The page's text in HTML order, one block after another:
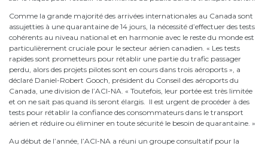
Comme la grande majorité des arrivées internationales au Canada sont
assujetties à une quarantaine de 14 jours, la nécessité d’effectuer des tests
cohérents au niveau national et en harmonie avec le reste du monde est
particulièrement cruciale pour le secteur aérien canadien. « Les tests
rapides sont prometteurs pour rétablir une partie du trafic passager
perdu, alors des projets pilotes sont en cours dans trois aéroports », a
déclaré Daniel-Robert Gooch, président du Conseil des aéroports du
Canada, une division de l’ACI-NA. « Toutefois, leur portée est très limitée
et on ne sait pas quand ils seront élargis. Il est urgent de procéder à des
tests pour rétablir la confiance des consommateurs dans le transport
aérien et réduire ou éliminer en toute sécurité le besoin de quarantaine. »
Au début de l’année, l’ACI-NA a réuni un groupe consultatif pour la